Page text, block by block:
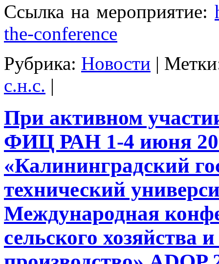
Ссылка на мероприятие:
the-conference
Рубрика: Новости |
с.н.с. |
При активном
ФИЦ РАН 1-4 июня
«Калининградский
технический
Международная
сельского хозяйства